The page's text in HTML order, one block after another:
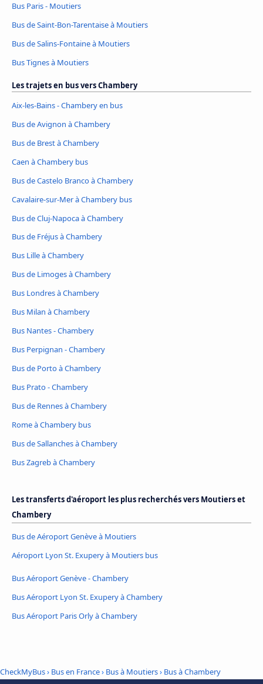
Bus Paris - Moutiers
Bus de Saint-Bon-Tarentaise à Moutiers
Bus de Salins-Fontaine à Moutiers
Bus Tignes à Moutiers
Les trajets en bus vers Chambery
Aix-les-Bains - Chambery en bus
Bus de Avignon à Chambery
Bus de Brest à Chambery
Caen à Chambery bus
Bus de Castelo Branco à Chambery
Cavalaire-sur-Mer à Chambery bus
Bus de Cluj-Napoca à Chambery
Bus de Fréjus à Chambery
Bus Lille à Chambery
Bus de Limoges à Chambery
Bus Londres à Chambery
Bus Milan à Chambery
Bus Nantes - Chambery
Bus Perpignan - Chambery
Bus de Porto à Chambery
Bus Prato - Chambery
Bus de Rennes à Chambery
Rome à Chambery bus
Bus de Sallanches à Chambery
Bus Zagreb à Chambery
Les transferts d'aéroport les plus recherchés vers Moutiers et
Chambery
Bus de Aéroport Genève à Moutiers
Aéroport Lyon St. Exupery à Moutiers bus
Bus Aéroport Genève - Chambery
Bus Aéroport Lyon St. Exupery à Chambery
Bus Aéroport Paris Orly à Chambery
CheckMyBus› Bus en France› Bus à Moutiers› Bus à Chambery